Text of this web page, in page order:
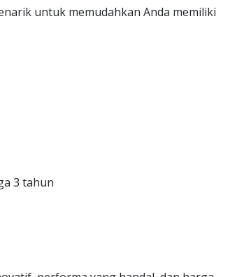
untuk memudahkan Anda memiliki
3 tahun